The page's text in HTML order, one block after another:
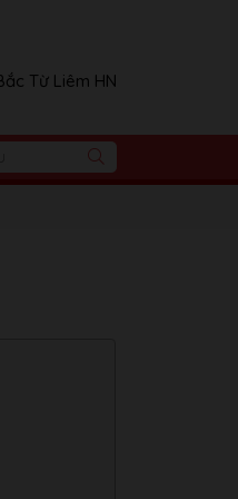
Từ Liêm HN